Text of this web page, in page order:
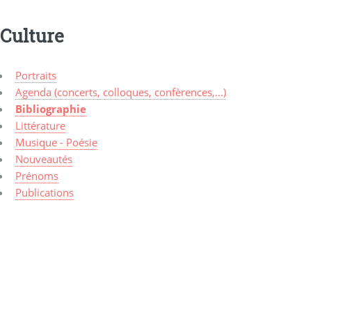
Culture
Portraits
Agenda (concerts, colloques, confèrences,...)
Bibliographie
Littérature
Musique - Poésie
Nouveautés
Prénoms
Publications